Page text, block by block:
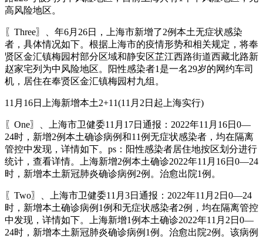
高风险地区。
〖Three〗、年6月26日，上海市新增了2例本土无症状感染
者，具体情况如下。根据上海市的疫情形势和相关规定，将奉
贤区金汇镇梅园村部分区域和静安区芷江西路街道西藏北路新
赵家宅列为中风险地区。阳性感染者1是一名29岁的网约车司
机，居住在奉贤区金汇镇梅园村九组。
11月16日上海新增本土2+11(11月2日起上海实行)
〖One〗、上海市卫健委11月17日通报：2022年11月16日0—
24时，新增2例本土确诊病例和11例无症状感染者，均在隔离
管控中发现，详情如下。ps：阳性感染者居住地按区划分进行
统计，查看详情。上海新增2例本土确诊2022年11月16日0—24
时，新增本土新冠肺炎确诊病例2例。治愈出院1例。
〖Two〗、上海市卫健委11月3日通报：2022年11月2日0—24
时，新增本土确诊病例1例和无症状感染者2例，均在隔离管控
中发现，详情如下。上海新增1例本土确诊2022年11月2日0—
24时，新增本土新冠肺炎确诊病例1例。治愈出院2例。该病例